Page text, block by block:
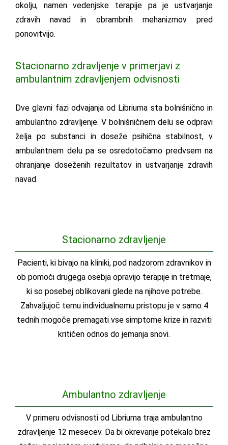
okolju, namen vedenjske terapije pa je ustvarjanje
zdravih navad in obrambnih mehanizmov pred
ponovitvijo.
Stacionarno zdravljenje v primerjavi z
ambulantnim zdravljenjem odvisnosti
Dve glavni fazi odvajanja od Libriuma sta bolnišnično in
ambulantno zdravljenje. V bolnišničnem delu se odpravi
želja po substanci in doseže psihična stabilnost, v
ambulantnem delu pa se osredotočamo predvsem na
ohranjanje doseženih rezultatov in ustvarjanje zdravih
navad.
Stacionarno zdravljenje
Pacienti, ki bivajo na kliniki, pod nadzorom zdravnikov in
ob pomoči drugega osebja opravijo terapije in tretmaje,
ki so posebej oblikovani glede na njihove potrebe.
Zahvaljujoč temu individualnemu pristopu je v samo 4
tednih mogoče premagati vse simptome krize in razviti
kritičen odnos do jemanja snovi.
Ambulantno zdravljenje
V primeru odvisnosti od Libriuma traja ambulantno
zdravljenje 12 mesecev. Da bi okrevanje potekalo brez